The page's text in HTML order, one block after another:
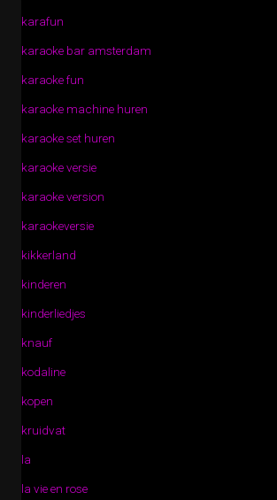
karafun
karaoke bar amsterdam
karaoke fun
karaoke machine huren
karaoke set huren
karaoke versie
karaoke version
karaokeversie
kikkerland
kinderen
kinderliedjes
knauf
kodaline
kopen
kruidvat
la
la vie en rose